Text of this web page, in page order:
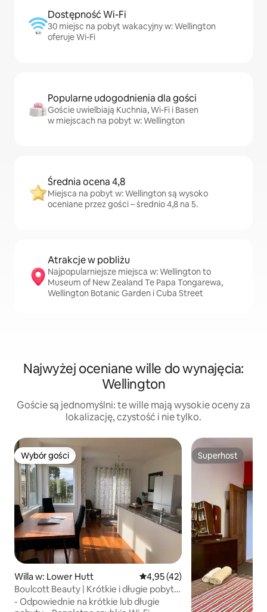
Dostępność Wi-Fi
30 miejsc na pobyt wakacyjny w: Wellington
oferuje Wi-Fi
Popularne udogodnienia dla gości
Goście uwielbiają Kuchnia, Wi-Fi i Basen
w miejscach na pobyt w: Wellington
Średnia ocena 4,8
Miejsca na pobyt w: Wellington są wysoko
oceniane przez gości – średnio 4,8 na 5.
Atrakcje w pobliżu
Najpopularniejsze miejsca w: Wellington to
Museum of New Zealand Te Papa Tongarewa,
Wellington Botanic Garden i Cuba Street
Najwyżej oceniane wille do wynajęcia:
Wellington
Goście są jednomyślni: te wille mają wysokie oceny za
lokalizację, czystość i nie tylko.
Wybór gości
Wybór gości
Willa w: Lower Hutt Średnia ocena: 4,95 na 5,
4,95 (42)
Boulcott Beauty | Krótkie i długie pobyty
premium
- Odpowiednie na krótkie lub długie
Superhost
Superhost